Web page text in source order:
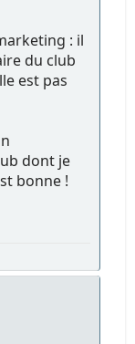
: il
du club
est pas
dont je
bonne !